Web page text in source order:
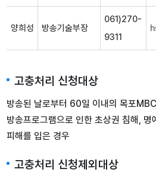
양희성 방송기술부장
061)270-
9311
고충처리 신청대상
방송된 날로부터 60일 이내의 목포
방송프로그램으로 인한 초상권 침해, 명
피해를 입은 경우
고충처리 신청제외대상